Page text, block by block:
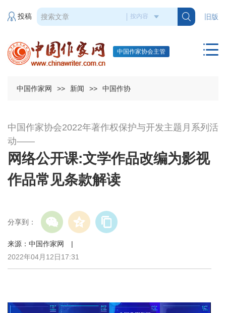
旧版
投稿
中国作家协会主管
中国作家网 >> 新闻 >> 中国作协
中国作家协会2022年著作权保护与开发主题月系列活
动——
网络公开课:文学作品改编为影视
作品常见条款解读
分享到：
来源：中国作家网 |
2022年04月12日17:31